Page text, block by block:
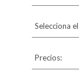
Selecciona
Precios: